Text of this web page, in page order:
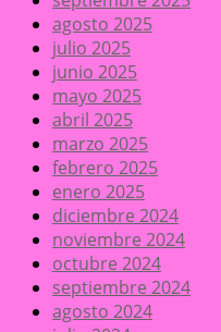
agosto 2025
julio 2025
junio 2025
mayo 2025
abril 2025
marzo 2025
febrero 2025
enero 2025
diciembre 2024
noviembre 2024
octubre 2024
septiembre 2024
agosto 2024